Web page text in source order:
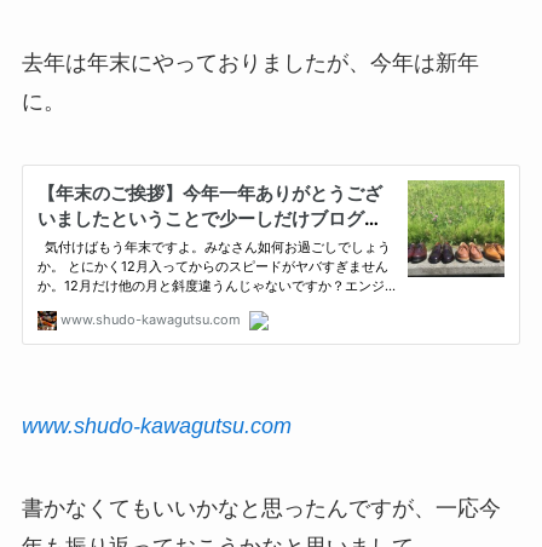
去年は年末にやっておりましたが、今年は新年
に。
www.shudo-kawagutsu.com
書かなくてもいいかなと思ったんですが、一応今